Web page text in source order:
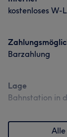
kostenloses W-
Barzahlung
Lage
Bahnstation in
Alle